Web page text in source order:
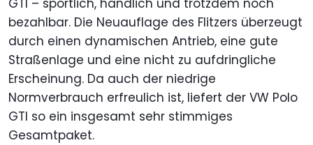
GTI – sportlich, handlich und trotzdem noch
bezahlbar. Die Neuauflage des Flitzers überzeugt
durch einen dynamischen Antrieb, eine gute
Straßenlage und eine nicht zu aufdringliche
Erscheinung. Da auch der niedrige
Normverbrauch erfreulich ist, liefert der VW Polo
GTI so ein insgesamt sehr stimmiges
Gesamtpaket.